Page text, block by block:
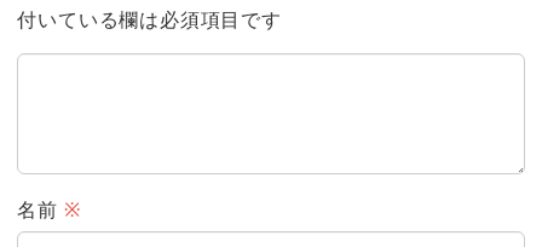
付いている欄は必須項目です
名前 ※